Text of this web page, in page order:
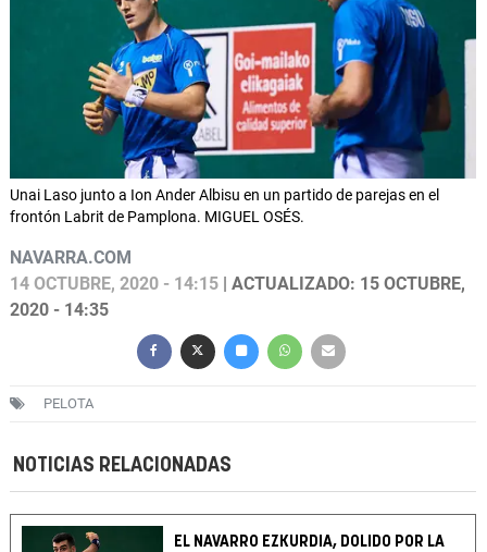
Unai Laso junto a Ion Ander Albisu en un partido de parejas en el
frontón Labrit de Pamplona. MIGUEL OSÉS.
NAVARRA.COM
14 OCTUBRE, 2020 - 14:15 | ACTUALIZADO: 15 OCTUBRE,
2020 - 14:35
PELOTA
NOTICIAS RELACIONADAS
EL NAVARRO EZKURDIA, DOLIDO POR LA